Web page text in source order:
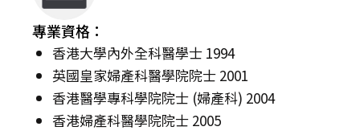
專業資格：
香港大學內外全科醫學士 1994
英國皇家婦產科醫學院院士 2001
香港醫學專科學院院士 (婦產科) 2004
香港婦產科醫學院院士 2005